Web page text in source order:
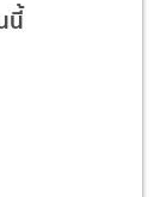
นี้